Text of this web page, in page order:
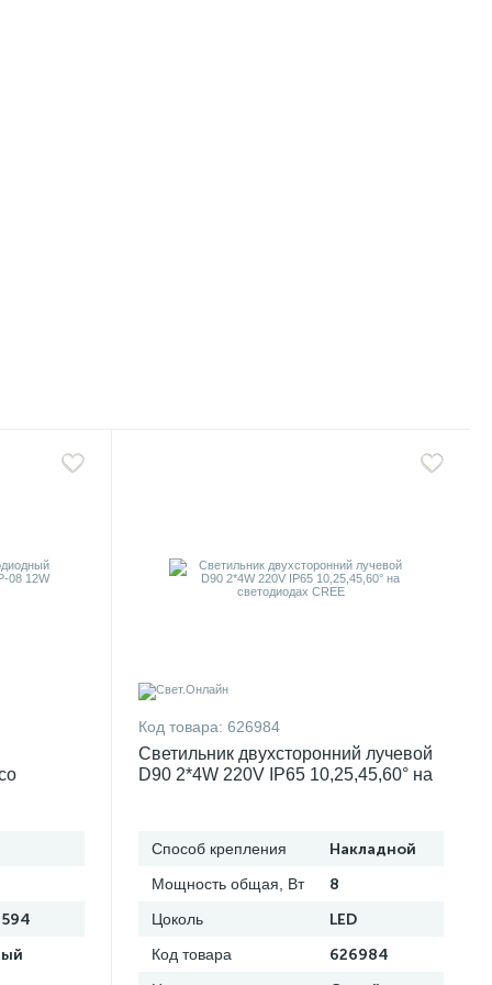
Код товара: 626984
Светильник двухсторонний лучевой
D90 2*4W 220V IP65 10,25,45,60° на
Способ крепления Накладной
Мощность общая, Вт 8
Цоколь LED
Код товара 626984